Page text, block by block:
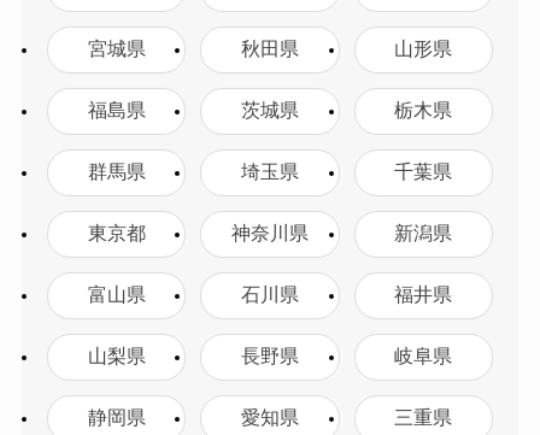
宮城県 秋田県 山形県
福島県 茨城県 栃木県
群馬県 埼玉県 千葉県
東京都 神奈川県 新潟県
富山県 石川県 福井県
山梨県 長野県 岐阜県
静岡県 愛知県 三重県